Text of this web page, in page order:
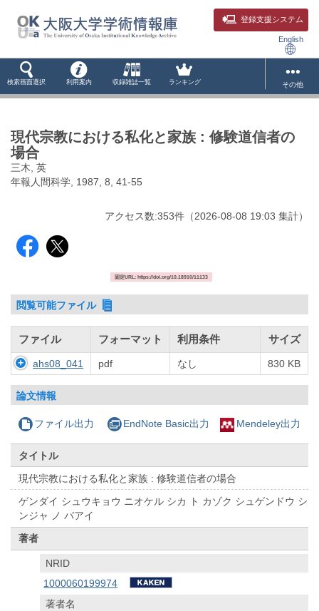
登録支援システム
English
検索画面選択 利用案内 収録雑誌一覧 ランキング その他
現代宗教における私化と家族 : 修験道信者の
場合
三木, 英
年報人間科学, 1987, 8, 41-55
アクセス数:353件 （2026-08-08 19:03 集計）
固定URL: https://doi.org/10.18910/11133
閲覧可能ファイル
ファイル フォーマット 利用条件 サイズ
ahs08_041 pdf なし 830 KB
論文情報
ファイル出力 EndNote Basic出力 Mendeley出力
タイトル
現代宗教における私化と家族 : 修験道信者の場合
ゲンダイ シュウキョウ ニオケル シカ ト カゾク シュゲンドウ シ
ンジャ ノ バアイ
著者
NRID
1000060199974
著者名